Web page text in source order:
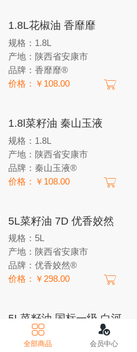
1.8L花椒油 香靡靡
规格：1.8L
产地：陕西省安康市
品牌：香靡靡®
价格：￥108.00
1.8l菜籽油 秦山玉液
规格：1.8L
产地：陕西省安康市
品牌：秦山玉液®
价格：￥108.00
5L菜籽油 7D 优香姣然
规格：5L
产地：陕西省安康市
品牌：优香姣然®
价格：￥298.00
5L菜籽油 国标一级 白河
全部商品 会员中心